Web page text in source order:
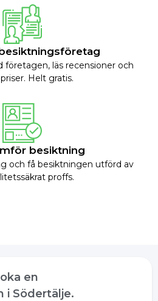
företagen, läs recensioner och
Helt gratis.
besiktning
och få besiktningen utförd av
proffs.
en
i Södertälje.